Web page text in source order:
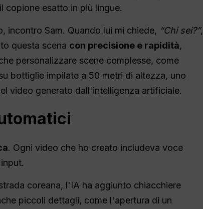
copione esatto in più lingue.
incontro Sam. Quando lui mi chiede, “Chi sei?”,
questa scena con precisione e rapidità,
personalizzare scene complesse, come
bottiglie impilate a 50 metri di altezza, uno
video generato dall'intelligenza artificiale.
. Ogni video che ho creato includeva voce
coreana, l'IA ha aggiunto chiacchiere
piccoli dettagli, come l'apertura di un